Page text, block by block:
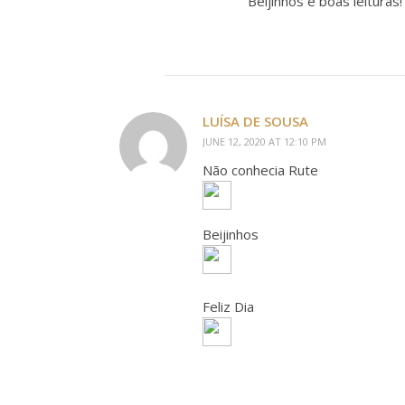
LUÍSA DE SOUSA
JUNE 12, 2020 AT 12:10 PM
Não conhecia Rute
Beijinhos
Feliz Dia